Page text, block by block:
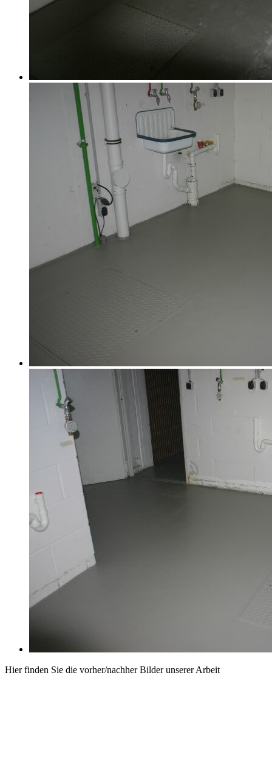
Hier finden Sie die vorher/nachher Bilder unserer Arbeit